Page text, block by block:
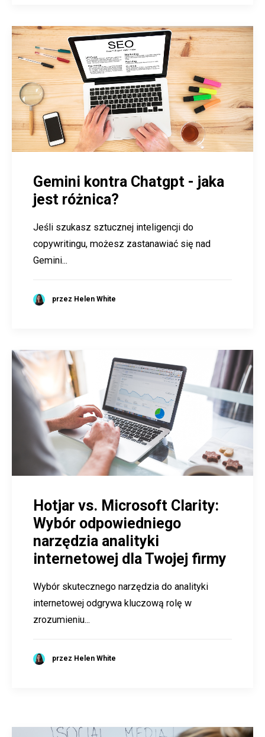
Gemini kontra Chatgpt - jaka
jest różnica?
Jeśli szukasz sztucznej inteligencji do
copywritingu, możesz zastanawiać się nad
Gemini...
przez Helen White
Hotjar vs. Microsoft Clarity:
Wybór odpowiedniego
narzędzia analityki
internetowej dla Twojej firmy
Wybór skutecznego narzędzia do analityki
internetowej odgrywa kluczową rolę w
zrozumieniu...
przez Helen White